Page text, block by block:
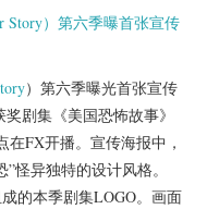
）第六季曝光首张宣传
剧集《美国恐怖故事》
在FX开播。宣传海报中，
怪异独特的设计风格。
的本季剧集LOGO。画面